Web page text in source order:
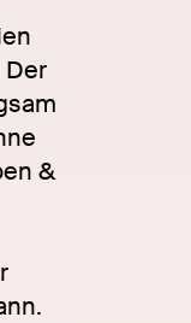
Der
&